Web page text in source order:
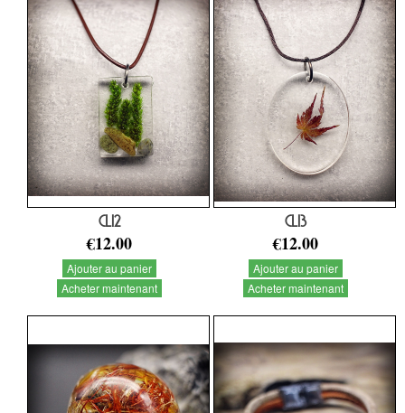
CL12
€12.00
Ajouter au panier
Acheter maintenant
CL13
€12.00
Ajouter au panier
Acheter maintenant